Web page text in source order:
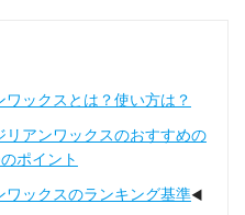
ックスとは？使い方は？
アンワックスのおすすめの
ポイント
ックスのランキング基準◀